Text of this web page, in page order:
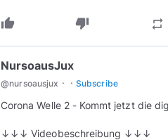
thumb_up thumb_down repeat
NursoausJux
@nursoausjux · · Subscribe
Corona Welle 2 - Kommt jetzt die
↓↓↓ Videobeschreibung ↓↓↓